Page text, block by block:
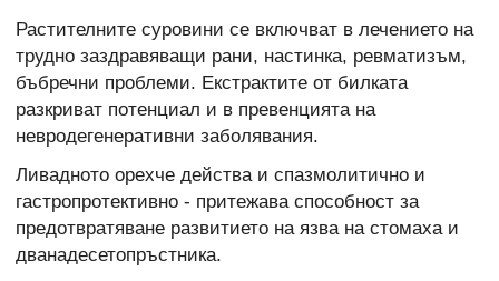
Растителните суровини се включват в лечението на
трудно заздравяващи рани, настинка, ревматизъм,
бъбречни проблеми. Екстрактите от билката
разкриват потенциал и в превенцията на
невродегенеративни заболявания.
Ливадното орехче действа и спазмолитично и
гастропротективно - притежава способност за
предотвратяване развитието на язва на стомаха и
дванадесетопръстника.